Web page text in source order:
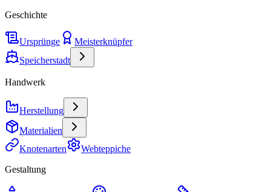
Geschichte
Ursprünge
Meisterknüpfer
Speicherstadt
Handwerk
Herstellung
Materialien
Knotenarten
Webteppiche
Gestaltung